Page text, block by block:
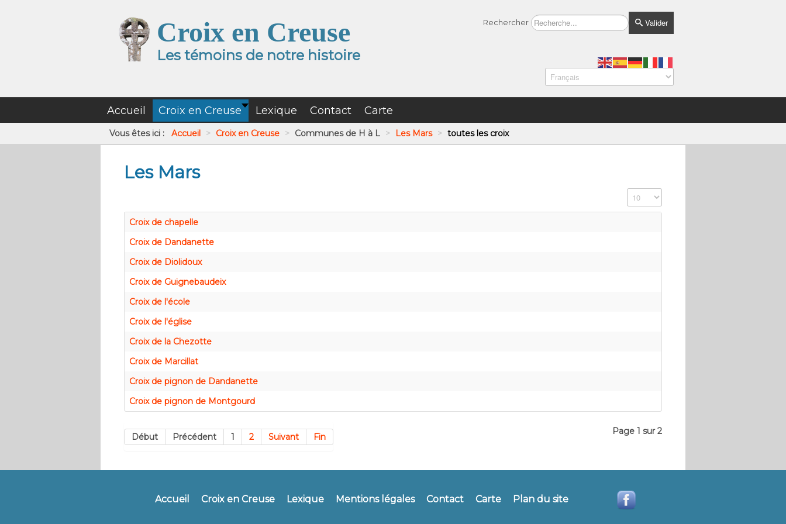
Croix en Creuse
Les témoins de notre histoire
Rechercher Valider
Accueil Croix en Creuse Lexique Contact Carte
Vous êtes ici : Accueil > Croix en Creuse > Communes de H à L > Les Mars > toutes les croix
Les Mars
Affichage #
Croix de chapelle
Croix de Dandanette
Croix de Diolidoux
Croix de Guignebaudeix
Croix de l'école
Croix de l'église
Croix de la Chezotte
Croix de Marcillat
Croix de pignon de Dandanette
Croix de pignon de Montgourd
Page 1 sur 2
Début Précédent 1 2 Suivant Fin
Accueil Croix en Creuse Lexique Mentions légales Contact Carte Plan du site